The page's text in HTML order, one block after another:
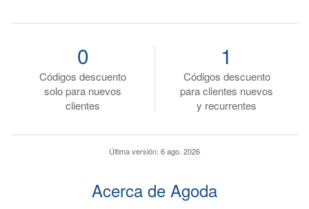
Códigos descuento
solo para nuevos
clientes
0
Códigos descuento
para clientes nuevos
y recurrentes
1
Última versión: 6 ago. 2026
Acerca de Agoda